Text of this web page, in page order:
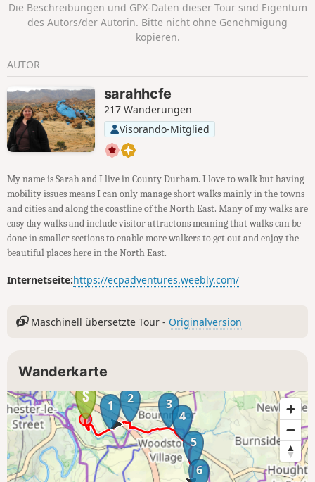
Die Beschreibungen und GPX-Daten dieser Tour sind Eigentum
des Autors/der Autorin. Bitte nicht ohne Genehmigung
kopieren.
AUTOR
sarahhcfe
217 Wanderungen
Visorando-Mitglied
My name is Sarah and I live in County Durham. I love to walk but having
mobility issues means I can only manage short walks mainly in the towns
and cities and along the coastline of the North East. Many of my walks are
easy day walks and include visitor attractons meaning that walks can be
done in smaller sections to enable more walkers to get out and enjoy the
beautiful places here in the North East.
Internetseite:https://ecpadventures.weebly.com/
Maschinell übersetzte Tour - Originalversion
Wanderkarte
1 2 3
4
5
6